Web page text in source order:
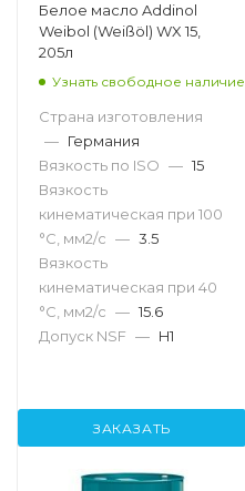
Белое масло Addinol
Weibol (Weißöl) WX 15,
205л
Узнать свободное наличие
Страна изготовления
— Германия
Вязкость по ISO — 15
Вязкость
кинематическая при 100
°С, мм2/с — 3.5
Вязкость
кинематическая при 40
°С, мм2/с — 15.6
Допуск NSF — H1
ЗАКАЗАТЬ